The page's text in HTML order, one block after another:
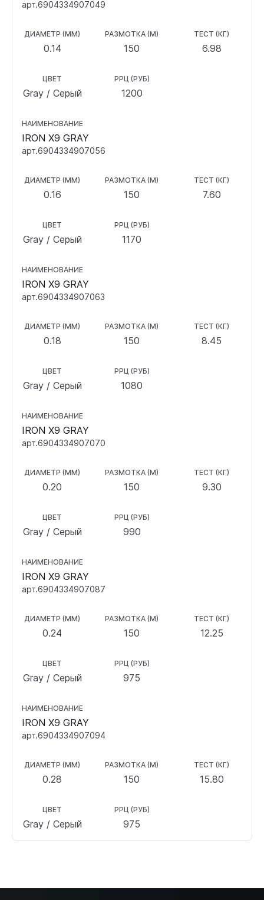
арт.6904334907049
ДИАМЕТР (ММ)
0.14
РАЗМОТКА (М)
150
ТЕСТ (КГ)
6.98
ЦВЕТ
Gray / Серый
РРЦ (РУБ)
1200
НАИМЕНОВАНИЕ
IRON X9 GRAY
арт.6904334907056
ДИАМЕТР (ММ)
0.16
РАЗМОТКА (М)
150
ТЕСТ (КГ)
7.60
ЦВЕТ
Gray / Серый
РРЦ (РУБ)
1170
НАИМЕНОВАНИЕ
IRON X9 GRAY
арт.6904334907063
ДИАМЕТР (ММ)
0.18
РАЗМОТКА (М)
150
ТЕСТ (КГ)
8.45
ЦВЕТ
Gray / Серый
РРЦ (РУБ)
1080
НАИМЕНОВАНИЕ
IRON X9 GRAY
арт.6904334907070
ДИАМЕТР (ММ)
0.20
РАЗМОТКА (М)
150
ТЕСТ (КГ)
9.30
ЦВЕТ
Gray / Серый
РРЦ (РУБ)
990
НАИМЕНОВАНИЕ
IRON X9 GRAY
арт.6904334907087
ДИАМЕТР (ММ)
0.24
РАЗМОТКА (М)
150
ТЕСТ (КГ)
12.25
ЦВЕТ
Gray / Серый
РРЦ (РУБ)
975
НАИМЕНОВАНИЕ
IRON X9 GRAY
арт.6904334907094
ДИАМЕТР (ММ)
0.28
РАЗМОТКА (М)
150
ТЕСТ (КГ)
15.80
ЦВЕТ
Gray / Серый
РРЦ (РУБ)
975